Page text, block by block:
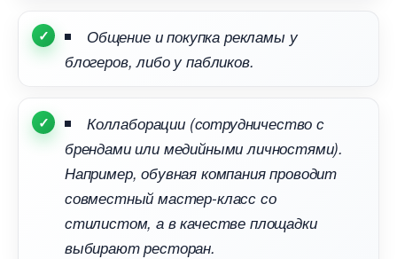
Общение и покупка рекламы у
логеров, либо у пабликов.
Коллаборации (сотрудничество с
рендами или медийными личностями).
Например, обувная компания проводит
совместный мастер-класс со
стилистом, а в качестве площадки
ыбирают ресторан.